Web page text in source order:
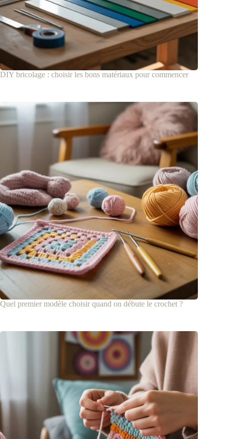
DIY bricolage : choisir les bons matériaux pour commencer
Quel premier modèle choisir quand on débute le crochet ?